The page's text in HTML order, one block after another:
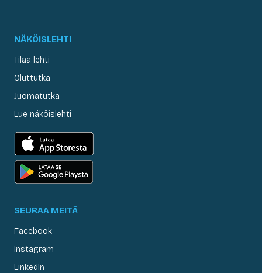
NÄKÖISLEHTI
Tilaa lehti
Oluttutka
Juomatutka
Lue näköislehti
SEURAA MEITÄ
Facebook
Instagram
LinkedIn